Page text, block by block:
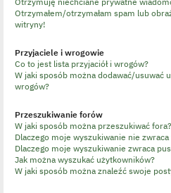
Otrzymałem/otrzymałam spam lub
witryny!
Przyjaciele i wrogowie
Co to jest lista przyjaciół i wrogów?
W jaki sposób można dodawać/usuwać
wrogów?
Przeszukiwanie forów
W jaki sposób można przeszukiwać fora?
Dlaczego moje wyszukiwanie nie
Dlaczego moje wyszukiwanie zwraca
Jak można wyszukać użytkowników?
W jaki sposób można znaleźć swoje